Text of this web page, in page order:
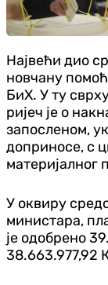
Највећи дио
новчану
БиХ. У ту
ријеч је о
запосленом,
доприносе, с
материјалног
У оквиру
министара,
је одобрено
38.663.977,92